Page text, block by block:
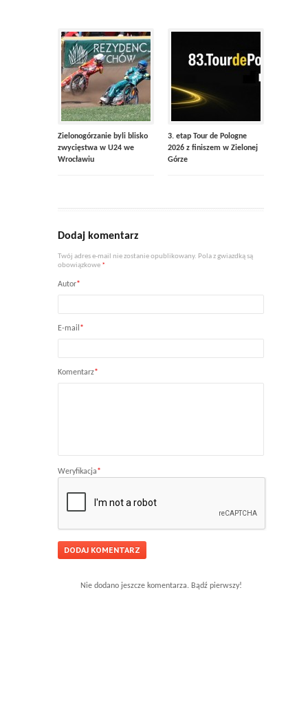
Zielonogórzanie byli blisko
zwycięstwa w U24 we
Wrocławiu
3. etap Tour de Pologne
2026 z finiszem w Zielonej
Górze
Dodaj komentarz
Twój adres e-mail nie zostanie opublikowany. Pola z gwiazdką są
obowiązkowe *
Autor*
E-mail*
Komentarz*
Weryfikacja*
Nie dodano jeszcze komentarza. Bądź pierwszy!